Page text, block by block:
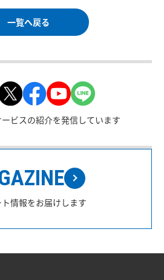
一覧へ戻る
ビスの紹介を発信しています
情報をお届けします